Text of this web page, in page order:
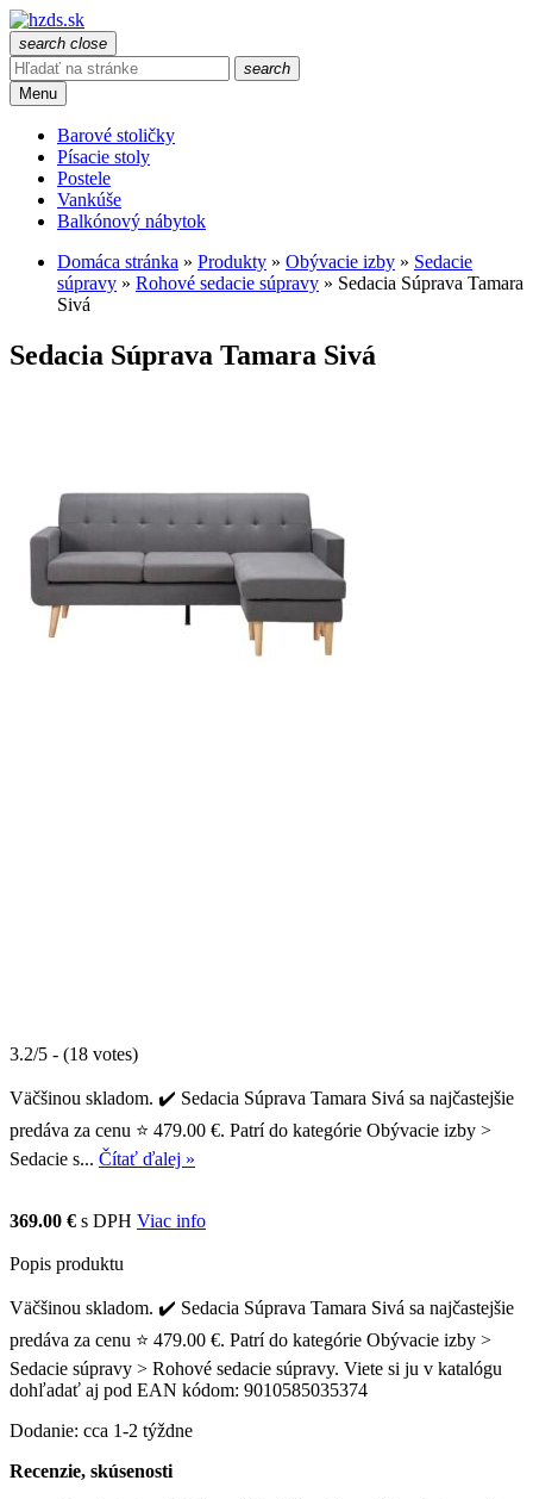
search close
search
Menu
Barové stoličky
Písacie stoly
Postele
Vankúše
Balkónový nábytok
Domáca stránka » Produkty » Obývacie izby » Sedacie
súpravy » Rohové sedacie súpravy » Sedacia Súprava Tamara
Sivá
Sedacia Súprava Tamara Sivá
3.2/5 - (18 votes)
Väčšinou skladom. ✔️ Sedacia Súprava Tamara Sivá sa najčastejšie
predáva za cenu ⭐ 479.00 €. Patrí do kategórie Obývacie izby >
Sedacie s... Čítať ďalej »
369.00 € s DPH Viac info
Popis produktu
Väčšinou skladom. ✔️ Sedacia Súprava Tamara Sivá sa najčastejšie
predáva za cenu ⭐ 479.00 €. Patrí do kategórie Obývacie izby >
Sedacie súpravy > Rohové sedacie súpravy. Viete si ju v katalógu
dohľadať aj pod EAN kódom: 9010585035374
Dodanie: cca 1-2 týždne
Recenzie, skúsenosti